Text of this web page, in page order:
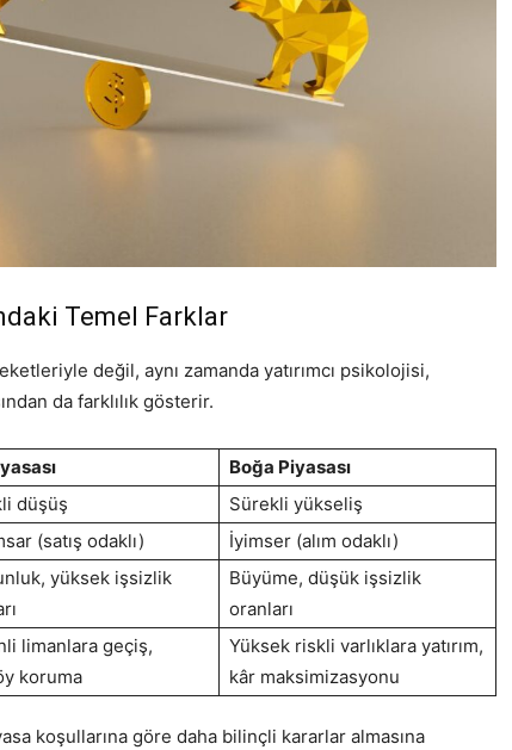
Temel Farklar
değil, aynı zamanda yatırımcı psikolojisi,
da farklılık gösterir.
Boğa Piyasası
düşüş
Sürekli yükseliş
(satış odaklı) İyimser (alım odaklı)
yüksek işsizlik
Büyüme, düşük işsizlik
oranları
limanlara geçiş,
koruma
Yüksek riskli varlıklara yatırım,
kâr maksimizasyonu
koşullarına göre daha bilinçli kararlar almasına